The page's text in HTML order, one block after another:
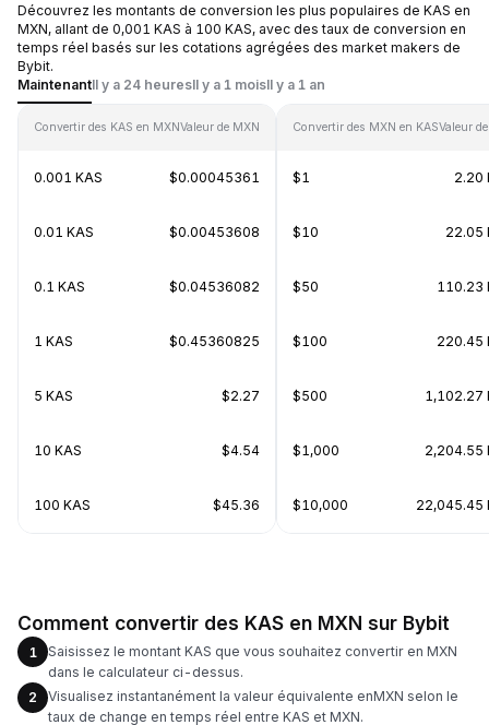
Découvrez les montants de conversion les plus populaires de KAS en
MXN, allant de 0,001 KAS à 100 KAS, avec des taux de conversion en
temps réel basés sur les cotations agrégées des market makers de
Bybit.
MaintenantIl y a 24 heuresIl y a 1 moisIl y a 1 an
Convertir des KAS en MXNValeur de MXN
0.001 KAS $0.00045361
0.01 KAS $0.00453608
0.1 KAS $0.04536082
1 KAS $0.45360825
5 KAS $2.27
10 KAS $4.54
100 KAS $45.36
Convertir des MXN en KASValeur
$1 2.20
$10 22.05
$50 110.23
$100 220.45
$500 1,102.27
$1,000 2,204.55
$10,000 22,045.45
Comment convertir des KAS en MXN sur Bybit
1
Saisissez le montant KAS que vous souhaitez convertir en MXN
dans le calculateur ci-dessus.
2
Visualisez instantanément la valeur équivalente enMXN selon le
taux de change en temps réel entre KAS et MXN.